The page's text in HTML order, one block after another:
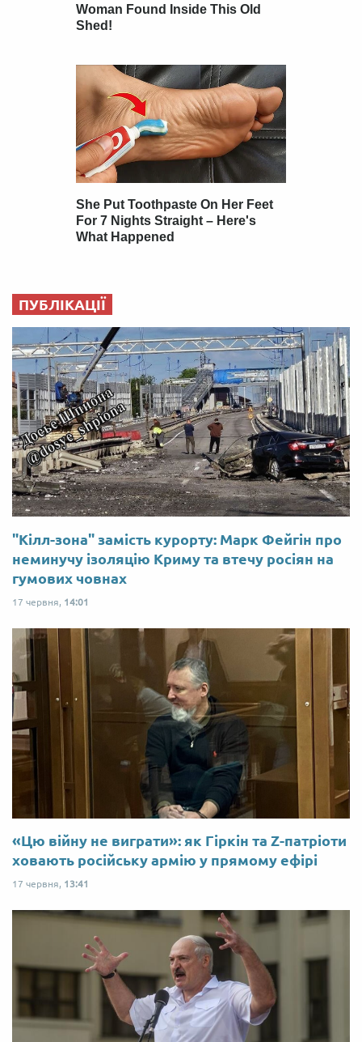
ПУБЛІКАЦІЇ
"Кілл-зона" замість курорту: Марк Фейгін про
неминучу ізоляцію Криму та втечу росіян на
гумових човнах
17 червня, 14:01
«Цю війну не виграти»: як Гіркін та Z-патріоти
ховають російську армію у прямому ефірі
17 червня, 13:41